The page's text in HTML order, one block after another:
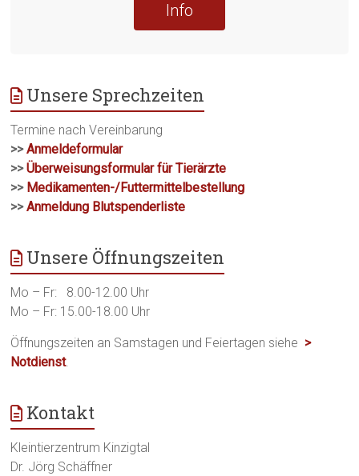
Info
Unsere Sprechzeiten
Termine nach Vereinbarung
>> Anmeldeformular
>>Überweisungsformular für Tierärzte
>> Medikamenten-/Futtermittelbestellung
>>Anmeldung Blutspenderliste
Unsere Öffnungszeiten
Mo – Fr: 8.00-12.00 Uhr
Mo – Fr: 15.00-18.00 Uhr
Öffnungszeiten an Samstagen und Feiertagen siehe >
Notdienst.
Kontakt
Kleintierzentrum Kinzigtal
Dr. Jörg Schäffner